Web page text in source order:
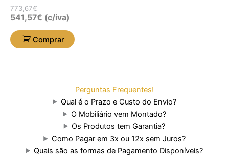
773,67€
541,57€ (c/iva)
Comprar
Perguntas Frequentes!
Qual é o Prazo e Custo do Envio?
O Mobiliário vem Montado?
Os Produtos tem Garantia?
Como Pagar em 3x ou 12x sem Juros?
Quais são as formas de Pagamento Disponíveis?